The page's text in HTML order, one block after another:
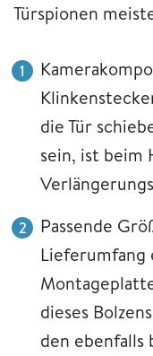
Türspionen
die Tür
sein, ist beim
Passende
Lieferumfang
dieses
den ebenfalls